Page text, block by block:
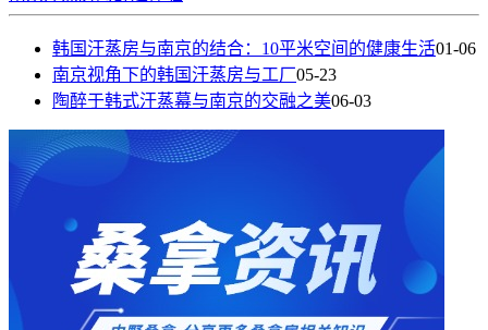
韩国汗蒸房与南京的结合：10平米空间的健康生活01-06
南京视角下的韩国汗蒸房与工厂05-23
陶醉于韩式汗蒸幕与南京的交融之美06-03